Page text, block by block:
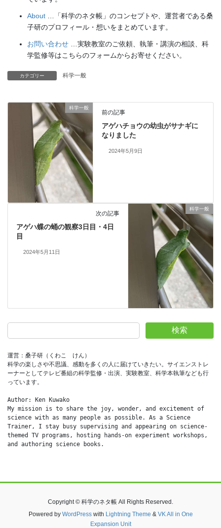
About …「科学のネタ帳」のコンセプトや、運営者である桑
子研のプロフィール・想いをまとめています。
お問い合わせ …実験教室のご依頼、執筆・講演の相談、科
学監修等はこちらのフォームからお寄せください。
カテゴリー 科学一般
科学一般
前の記事
アゲハチョウの幼虫がサナギに
なりました
2024年5月9日
科学一般
次の記事
アゲハ蝶の蛹の観察3日目・4日
目
2024年5月11日
検索
運営：桑子研（くわこ　けん）
科学の楽しさや不思議、感動を多くの人に届けていきたい。サイエンストレ
ーナーとしてテレビ番組の科学監修・出演、実験教室、科学本執筆なども行
っています。
Author: Ken Kuwako
My mission is to share the joy, wonder, and excitement of
science with as many people as possible. As a Science
Trainer, I stay busy supervising and appearing on science-
themed TV programs, hosting hands-on experiment workshops,
and authoring science books.
Copyright © 科学のネタ帳 All Rights Reserved.
Powered by WordPresswith Lightning Theme & VK All in One
Expansion Unit